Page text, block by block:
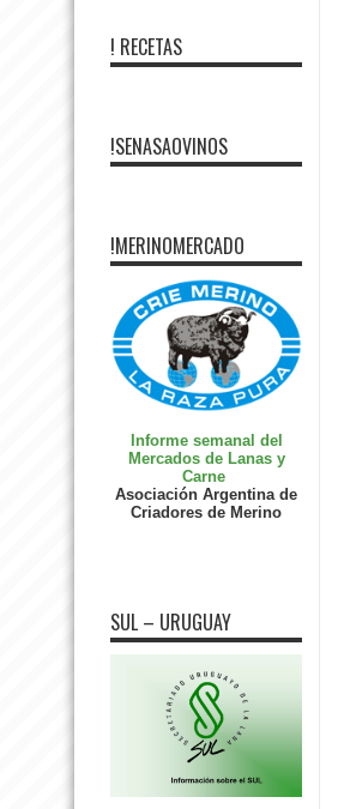
! RECETAS
!SENASAOVINOS
!MERINOMERCADO
Informe semanal del
Mercados de Lanas y
Carne
Asociación Argentina de
Criadores de Merino
SUL – URUGUAY